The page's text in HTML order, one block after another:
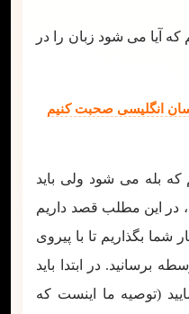
که آیا می شود زبان را در
انگلیسی صحبت کنیم
که بله می شود ولی باید
در این مطلب قصد داریم
شما بگذاریم تا با پیروی
برسانید. در ابتدا باید
(توصیه ما اینست که